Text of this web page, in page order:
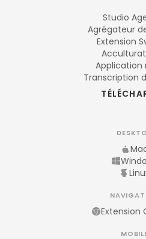
Studio
Agrégateur
Extension
Application
Transcription
Extension